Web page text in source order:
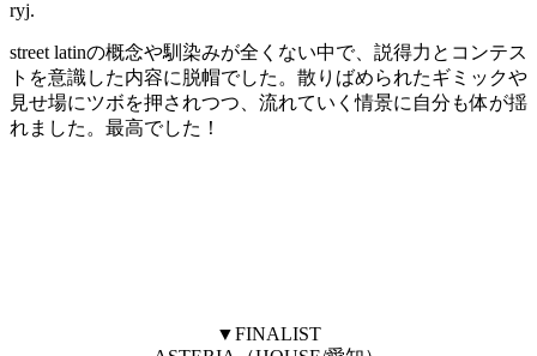
ryj.
street latinの概念や馴染みが全くない中で、説得力とコンテス
トを意識した内容に脱帽でした。散りばめられたギミックや
見せ場にツボを押されつつ、流れていく情景に自分も体が揺
れました。最高でした！
▼FINALIST